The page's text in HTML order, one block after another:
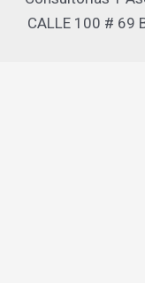
CALLE 100 # 69